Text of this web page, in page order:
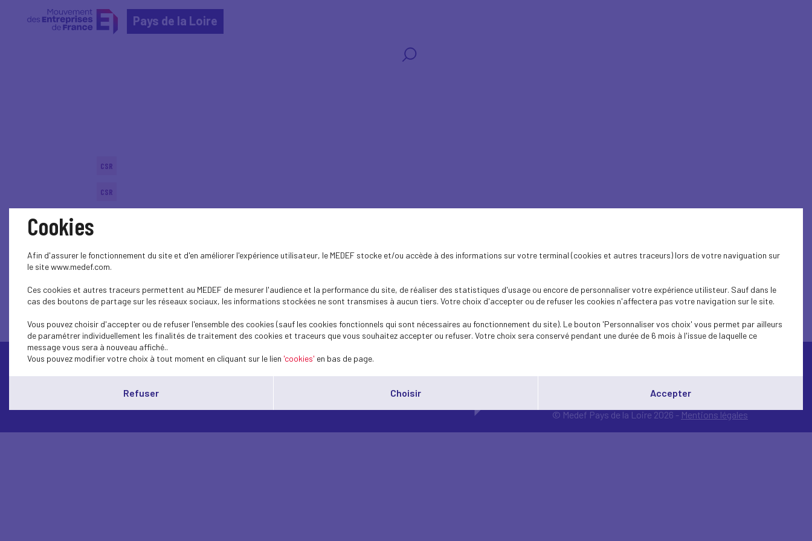
Pays de la Loire
CSR
CSR
© Medef Pays de la Loire 2026 - Mentions légales
Cookies
Afin d'assurer le fonctionnement du site et d'en améliorer l'expérience utilisateur, le MEDEF stocke et/ou accède à des informations sur votre terminal (cookies et autres traceurs) lors de votre naviguation sur
le site www.medef.com.
Ces cookies et autres traceurs permettent au MEDEF de mesurer l'audience et la performance du site, de réaliser des statistiques d'usage ou encore de personnaliser votre expérience utilisteur. Sauf dans le
cas des boutons de partage sur les réseaux sociaux, les informations stockées ne sont transmises à aucun tiers. Votre choix d'accepter ou de refuser les cookies n'affectera pas votre navigation sur le site.
Vous pouvez choisir d'accepter ou de refuser l'ensemble des cookies (sauf les cookies fonctionnels qui sont nécessaires au fonctionnement du site). Le bouton 'Personnaliser vos choix' vous permet par ailleurs
de paramétrer individuellement les finalités de traitement des cookies et traceurs que vous souhaitez accepter ou refuser. Votre choix sera conservé pendant une durée de 6 mois à l'issue de laquelle ce
message vous sera à nouveau affiché..
Vous pouvez modifier votre choix à tout moment en cliquant sur le lien 'cookies' en bas de page.
Refuser Choisir Accepter